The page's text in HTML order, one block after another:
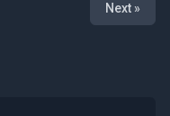
Next »